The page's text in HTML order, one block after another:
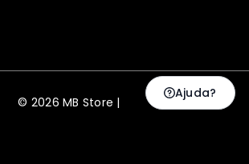
© 2026 MB Store |
Ajuda?